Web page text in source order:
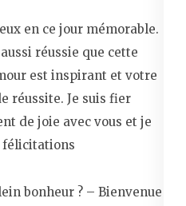
en ce jour mémorable.
réussie que cette
est inspirant et votre
réussite. Je suis fier
de joie avec vous et je
félicitations
bonheur ? – Bienvenue